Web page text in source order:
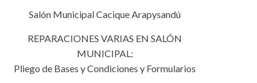
Salón Municipal Cacique Arapysandú
REPARACIONES VARIAS EN SALÓN
MUNICIPAL:
Pliego de Bases y Condiciones y Formularios